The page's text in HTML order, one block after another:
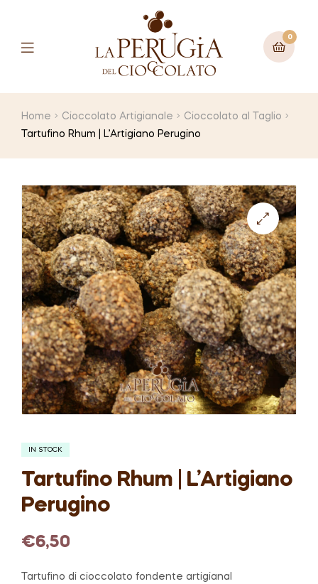
0
Menu
Home Cioccolato Artigianale
Cioccolato al Taglio
Tartufino Rhum | L’Artigiano Perugino
IN STOCK
Tartufino Rhum | L’Artigiano
Perugino
€6,50
Tartufino di cioccolato fondente artigianal